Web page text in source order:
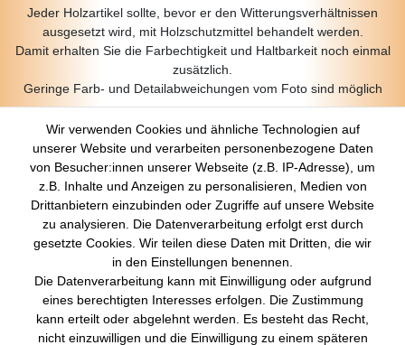
Jeder Holzartikel sollte, bevor er den Witterungsverhältnissen
ausgesetzt wird, mit Holzschutzmittel behandelt werden.
Damit erhalten Sie die Farbechtigkeit und Haltbarkeit noch einmal
zusätzlich.
Geringe Farb- und Detailabweichungen vom Foto sind möglich
Über Uns
Startseite
Versandkosten
Zahlungsarten
Kontakt
Rechtliches
Impressum
Wir verwenden Cookies und ähnliche Technologien auf
unserer Website und verarbeiten personenbezogene Daten
von Besucher:innen unserer Webseite (z.B. IP-Adresse), um
z.B. Inhalte und Anzeigen zu personalisieren, Medien von
Drittanbietern einzubinden oder Zugriffe auf unsere Website
zu analysieren. Die Datenverarbeitung erfolgt erst durch
gesetzte Cookies. Wir teilen diese Daten mit Dritten, die wir
in den Einstellungen benennen.
Die Datenverarbeitung kann mit Einwilligung oder aufgrund
eines berechtigten Interesses erfolgen. Die Zustimmung
kann erteilt oder abgelehnt werden. Es besteht das Recht,
nicht einzuwilligen und die Einwilligung zu einem späteren